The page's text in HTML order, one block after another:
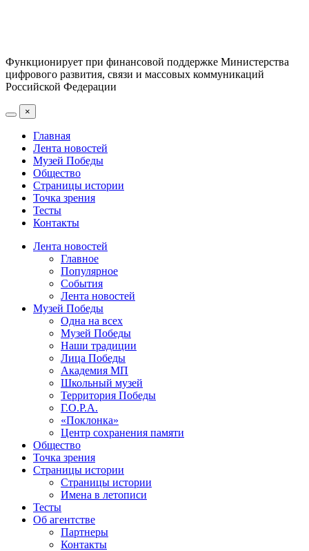
Функционирует при финансовой поддержке Министерства
цифрового развития, связи и массовых коммуникаций
Российской Федерации
×
Главная
Лента новостей
Музей Победы
Общество
Страницы истории
Точка зрения
Тесты
Контакты
Лента новостей
Главное
Популярное
События
Лента новостей
Музей Победы
Одна на всех
Музей Победы
Наши традиции
Лица Победы
Академия МП
Школьный музей
Территория Победы
Г.О.Р.А.
«Поклонка»
Центр сохранения памяти
Общество
Точка зрения
Страницы истории
Страницы истории
Имена в летописи
Тесты
Об агентстве
Партнеры
Контакты